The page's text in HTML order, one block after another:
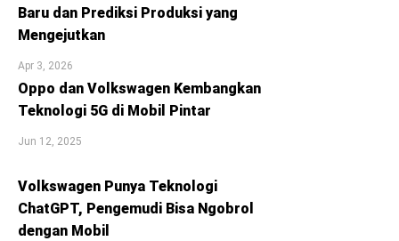
Baru dan Prediksi Produksi yang
Mengejutkan
Apr 3, 2026
Oppo dan Volkswagen Kembangkan
Teknologi 5G di Mobil Pintar
Jun 12, 2025
Volkswagen Punya Teknologi
ChatGPT, Pengemudi Bisa Ngobrol
dengan Mobil